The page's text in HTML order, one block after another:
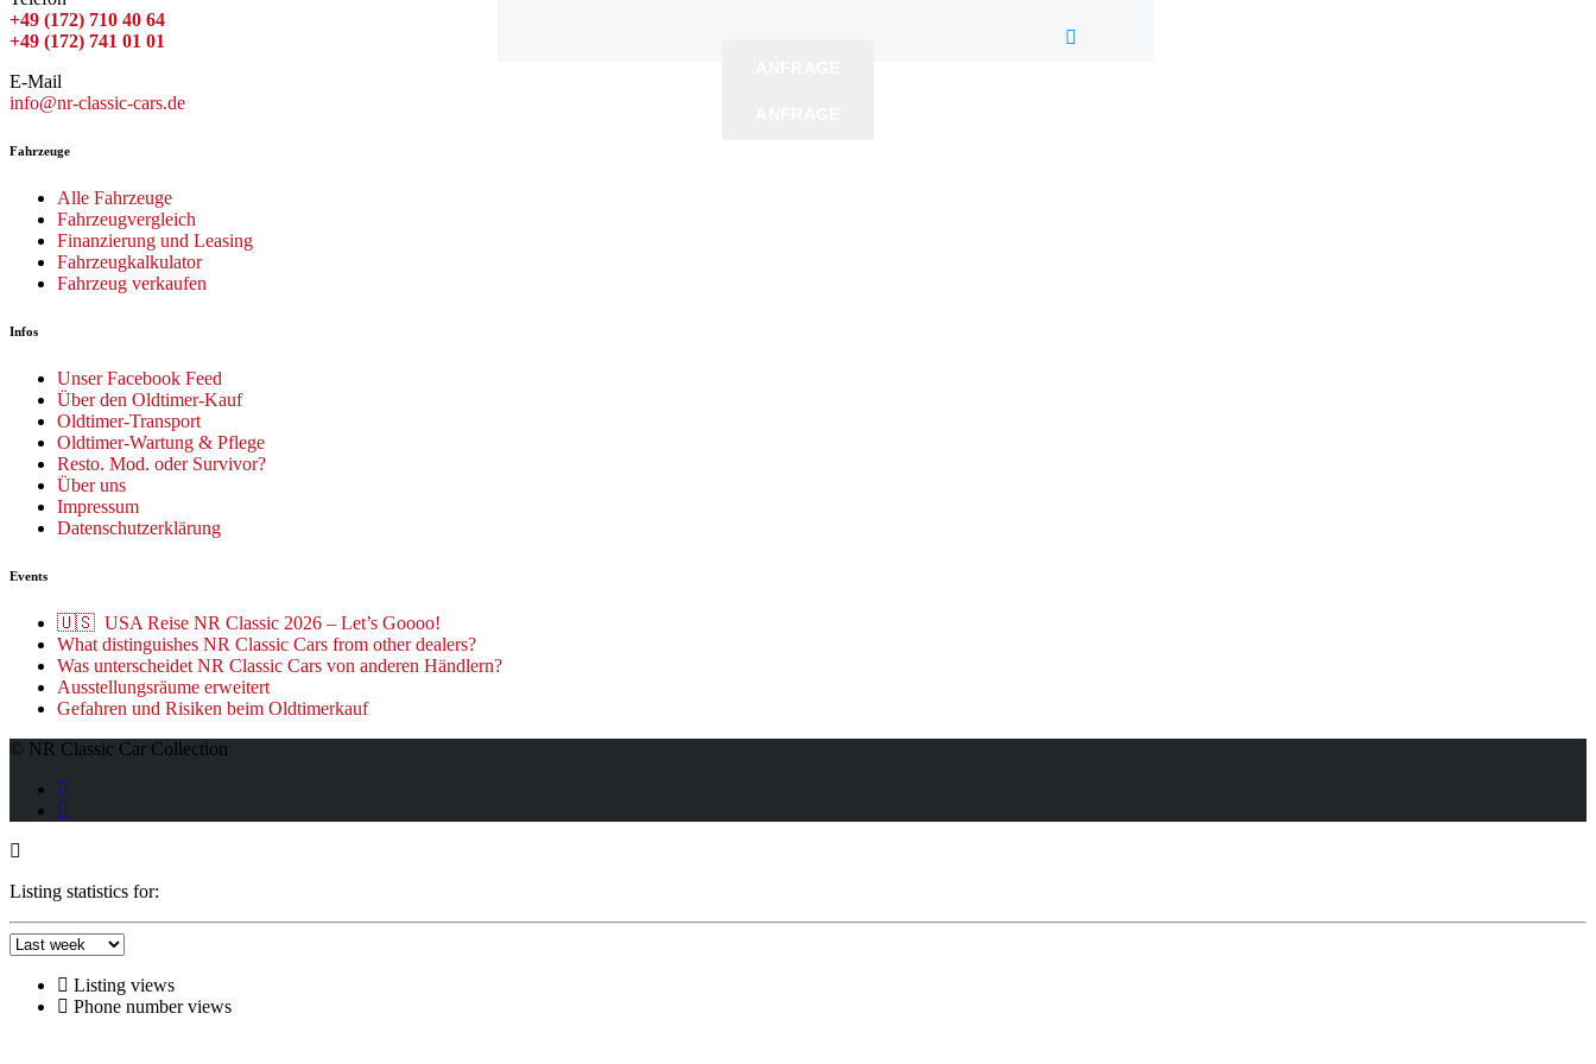
+49 (172) 710 40 64
+49 (172) 741 01 01
E-Mail
info@nr-classic-cars.de
Fahrzeuge
Alle Fahrzeuge
Fahrzeugvergleich
Finanzierung und Leasing
Fahrzeugkalkulator
Fahrzeug verkaufen
Infos
Unser Facebook Feed
Über den Oldtimer-Kauf
Oldtimer-Transport
Oldtimer-Wartung & Pflege
Resto. Mod. oder Survivor?
Über uns
Impressum
Datenschutzerklärung
Events
🇺🇸 USA Reise NR Classic 2026 – Let’s Goooo!
What distinguishes NR Classic Cars from other dealers?
Was unterscheidet NR Classic Cars von anderen Händlern?
Ausstellungsräume erweitert
Gefahren und Risiken beim Oldtimerkauf
© NR Classic Car Collection
Listing statistics for:
Listing views
Phone number views